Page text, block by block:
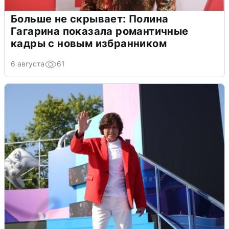
Больше не скрывает: Полина
Гагарина показала романтичные
кадры с новым избранником
6 августа 61